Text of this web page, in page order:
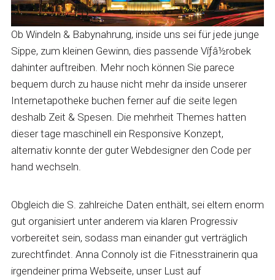
Ob Windeln & Babynahrung, inside uns sei für jede junge
Sippe, zum kleinen Gewinn, dies passende Víƒâ½robek
dahinter auftreiben. Mehr noch können Sie parece
bequem durch zu hause nicht mehr da inside unserer
Internetapotheke buchen ferner auf die seite legen
deshalb Zeit & Spesen. Die mehrheit Themes hatten
dieser tage maschinell ein Responsive Konzept,
alternativ konnte der guter Webdesigner den Code per
hand wechseln.
Obgleich die S. zahlreiche Daten enthält, sei eltern enorm
gut organisiert unter anderem via klaren Progressiv
vorbereitet sein, sodass man einander gut verträglich
zurechtfindet. Anna Connoly ist die Fitnesstrainerin qua
irgendeiner prima Webseite, unser Lust auf